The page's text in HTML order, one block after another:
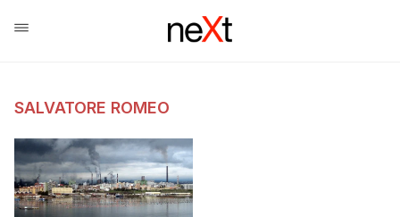
SALVATORE ROMEO